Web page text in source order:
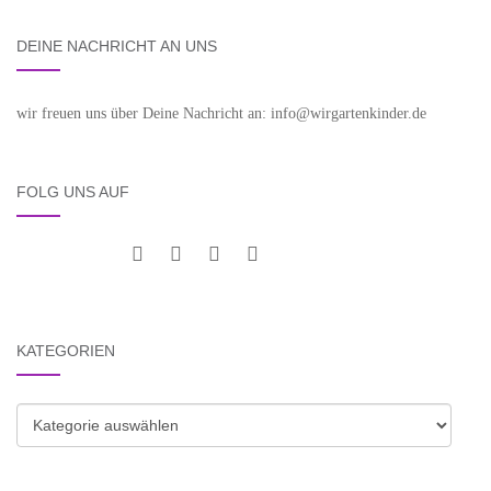
DEINE NACHRICHT AN UNS
wir freuen uns über Deine Nachricht an: info@wirgartenkinder.de
FOLG UNS AUF
KATEGORIEN
Kategorien